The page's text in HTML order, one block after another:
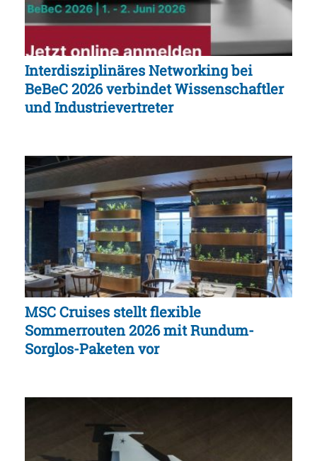
Interdisziplinäres Networking bei
BeBeC 2026 verbindet Wissenschaftler
und Industrievertreter
MSC Cruises stellt flexible
Sommerrouten 2026 mit Rundum-
Sorglos-Paketen vor